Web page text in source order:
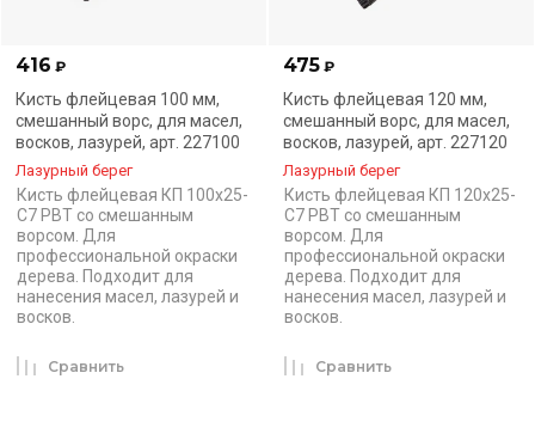
416 ₽
Кисть флейцевая 100 мм,
смешанный ворс, для масел,
восков, лазурей, арт. 227100
Лазурный берег
Кисть флейцевая КП 100х25-
С7 РВТ со смешанным
ворсом. Для
профессиональной окраски
дерева. Подходит для
нанесения масел, лазурей и
восков.
Сравнить
475 ₽
Кисть флейцевая 120 мм,
смешанный ворс, для масел,
восков, лазурей, арт. 227120
Лазурный берег
Кисть флейцевая КП 120х25-
С7 РВТ со смешанным
ворсом. Для
профессиональной окраски
дерева. Подходит для
нанесения масел, лазурей и
восков.
Сравнить